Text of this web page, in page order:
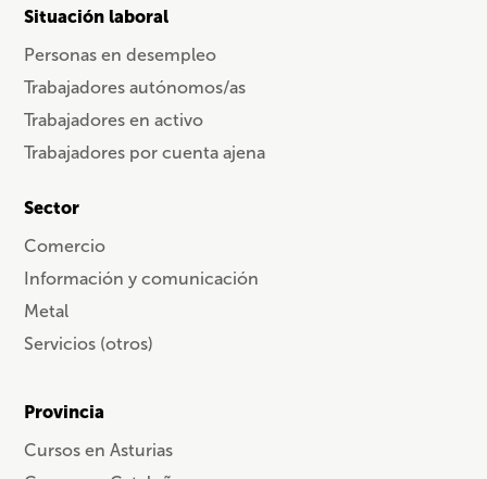
Situación laboral
Personas en desempleo
Trabajadores autónomos/as
Trabajadores en activo
Trabajadores por cuenta ajena
Sector
Comercio
Información y comunicación
Metal
Servicios (otros)
Provincia
Cursos en Asturias